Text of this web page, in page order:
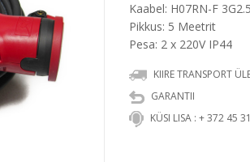
Kaabel: H07RN-F
Pikkus: 5 Meetrit
Pesa: 2 x 220V IP44
KIIRE TRANSPORT
GARANTII
KÜSI LISA : + 372 45